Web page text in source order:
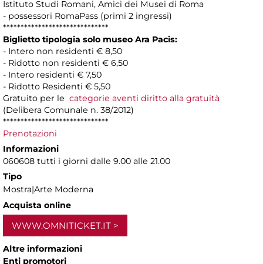
Istituto Studi Romani, Amici dei Musei di Roma
- possessori RomaPass (primi 2 ingressi)
******************************
Biglietto tipologia solo museo Ara Pacis:
- Intero non residenti € 8,50
- Ridotto non residenti € 6,50
- Intero residenti € 7,50
- Ridotto Residenti € 5,50
Gratuito per le categorie aventi diritto alla gratuità
(Delibera Comunale n. 38/2012)
******************************
Prenotazioni
Informazioni
060608 tutti i giorni dalle 9.00 alle 21.00
Tipo
Mostra|Arte Moderna
Acquista online
WWW.OMNITICKET.IT
Altre informazioni
Enti promotori